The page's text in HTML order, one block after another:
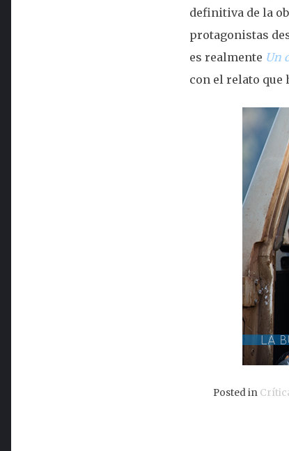
definitiva de la
protagonistas
es realmente Un
con el relato que
Posted in